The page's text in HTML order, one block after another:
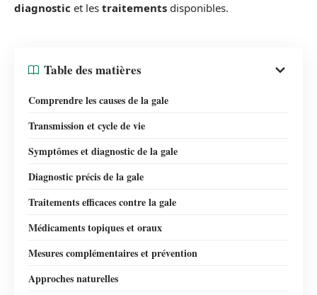
diagnostic et les traitements disponibles.
Table des matières
Comprendre les causes de la gale
Transmission et cycle de vie
Symptômes et diagnostic de la gale
Diagnostic précis de la gale
Traitements efficaces contre la gale
Médicaments topiques et oraux
Mesures complémentaires et prévention
Approches naturelles